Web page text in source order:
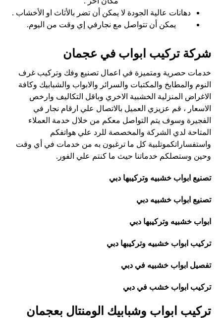
دهانات عالية الجودة لا يمكن أن تضر بالأثاث او الأخشاب .
يمكن أن تتواصل مع نجارفي إي وقت من اليوم.
شركة تركيب ابواب في عجمان
خدمات حصرية ومتميزة في اعمال تصنيع وفك وتركيب غرف
النوم والمطابخ والمكتبات والسرائر والابواب والشبابيك وكافة
الاغراض المنزلية الخشبية الاخري وباقل التكاليف وارخص
الاسعار ، قم عزيزي العميل بالاتصال علي ارقام نجار في
الفجيرة وسوف يتم التواصل معكم من خلال خدمة العملاء
المتاحة لدي الشركة والمخصصة للرد علي هواتفكم
واستفساراتكموتلبية كل ما ترغبون به من خدمات في أي وقت
وحين وستصلكم خدماتنا حيث ما كنتم علي الفور.
تصنيع ابواب خشبيه وتركيبها دبي
تصنيع ابواب خشبيه دبي
ابواب خشبيه وتركيبها دبي
تركيب ابواب خشبيه وتركيبها دبي
تفصيل ابواب خشبيه في دبي
تركيب ابواب خشب في دبي
تركيب ابواب وشبابيك الومنتال بعجمان